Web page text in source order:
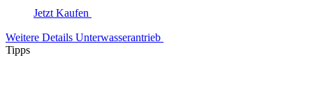
Jetzt Kaufen
Weitere Details Unterwasserantrieb
Tipps